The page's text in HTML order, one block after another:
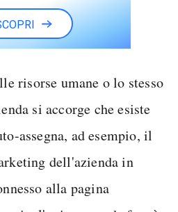
risorse umane o lo stesso
si accorge che esiste
assegna, ad esempio, il
dell'azienda in
alla pagina